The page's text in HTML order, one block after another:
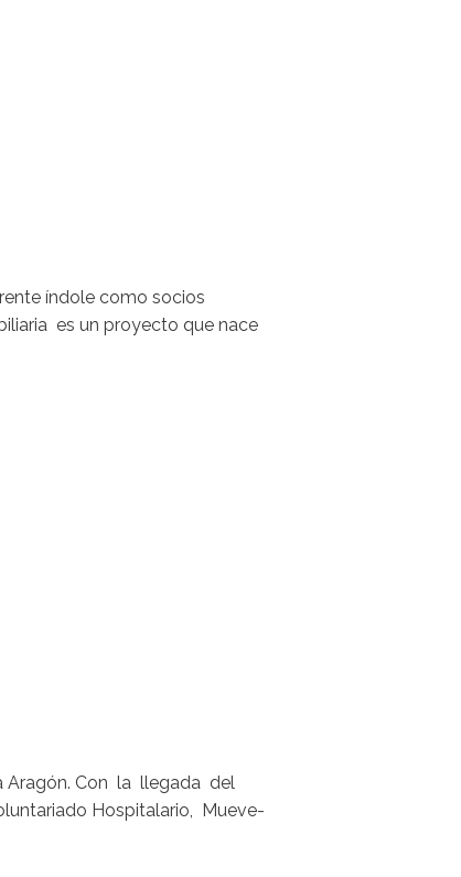
índole como socios
es un proyecto que nace
Aragón. Con la llegada del
Hospitalario, Mueve-